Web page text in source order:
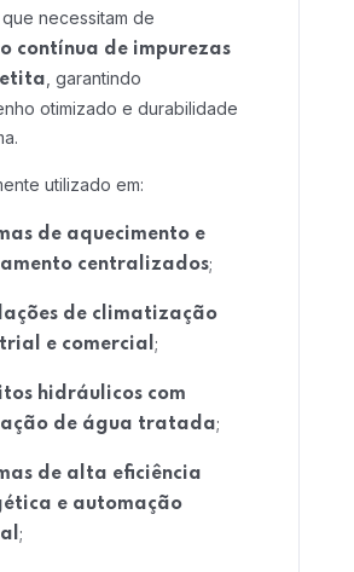
que necessitam de
contínua de impurezas
, garantindo
otimizado e durabilidade
utilizado em:
de aquecimento e
centralizados;
de climatização
e comercial ;
hidráulicos com
de água tratada;
de alta eficiência
e automação
;